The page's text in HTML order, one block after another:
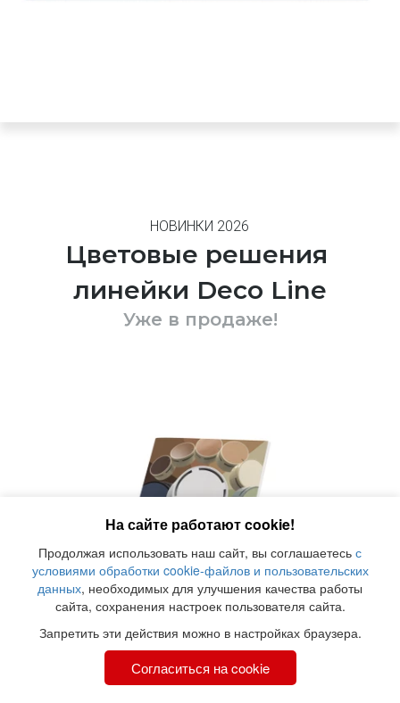
НОВИНКИ 2026
Цветовые решения
линейки Deco Line
Уже в продаже!
Deco Line.pdf
На сайте работают cookie!
Продолжая использовать наш сайт, вы соглашаетесь с
условиями обработки cookie-файлов и пользовательских
данных, необходимых для улучшения качества работы
сайта, сохранения настроек пользователя сайта.
Запретить эти действия можно в настройках браузера.
Согласиться на cookie